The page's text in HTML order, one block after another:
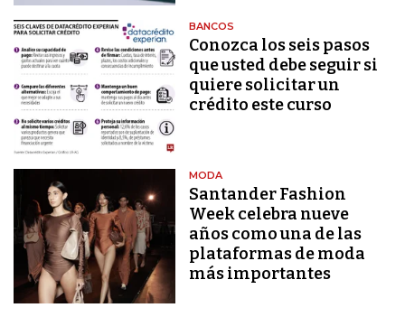
BANCOS
Conozca los seis pasos
que usted debe seguir si
quiere solicitar un
crédito este curso
MODA
Santander Fashion
Week celebra nueve
años como una de las
plataformas de moda
más importantes